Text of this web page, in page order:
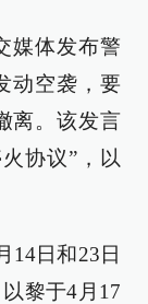
媒体发布警
动空袭，要
离。该发言
协议”，以
14日和23日
黎于4月17